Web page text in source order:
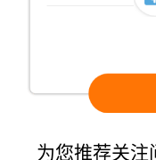
为您推荐关注